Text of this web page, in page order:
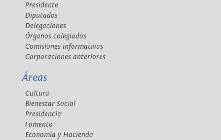
Presidente
Diputados
Delegaciones
Órganos colegiados
Comisiones informativas
Corporaciones anteriores
Áreas
Cultura
Bienestar Social
Presidencia
Fomento
Economía y Hacienda